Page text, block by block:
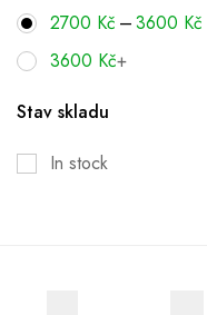
2700 Kč –3600 Kč
3600 Kč+
Stav skladu
In stock